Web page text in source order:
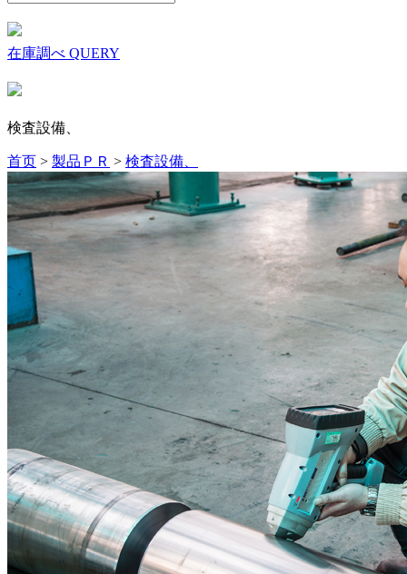
在庫調べ QUERY
検査設備、
首页 > 製品ＰＲ > 検査設備、